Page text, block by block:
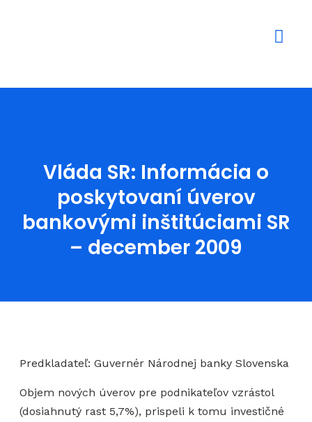
Vláda SR: Informácia o
poskytovaní úverov
bankovými inštitúciami SR
– december 2009
Predkladateľ: Guvernér Národnej banky Slovenska
Objem nových úverov pre podnikateľov vzrástol
(dosiahnutý rast 5,7%), prispeli k tomu investičné